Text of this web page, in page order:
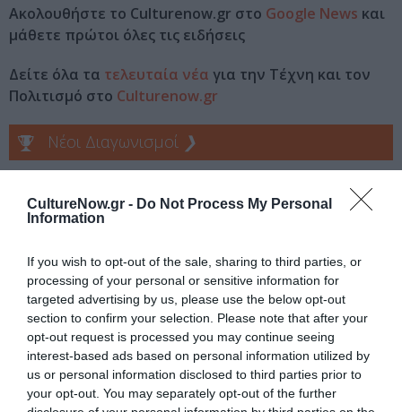
CultureNow.gr - Do Not Process My Personal
Information
If you wish to opt-out of the sale, sharing to third parties, or
processing of your personal or sensitive information for
targeted advertising by us, please use the below opt-out
section to confirm your selection. Please note that after your
opt-out request is processed you may continue seeing
interest-based ads based on personal information utilized by
us or personal information disclosed to third parties prior to
your opt-out. You may separately opt-out of the further
Ακολουθήστε το Culturenow.gr στο Google News και
μάθετε πρώτοι όλες τις ειδήσεις
Δείτε όλα τα τελευταία νέα για την Τέχνη και τον
Πολιτισμό στο Culturenow.gr
Νέοι Διαγωνισμοί ❯
ΑΓΟΡΙΤΣΑ ΟΙΚΟΝΟΜΟΥ
Newsletter
Κάθε βδομάδα στο e-mail σας τα τελευταία νέα για
την Τέχνη και τον Πολιτισμό!